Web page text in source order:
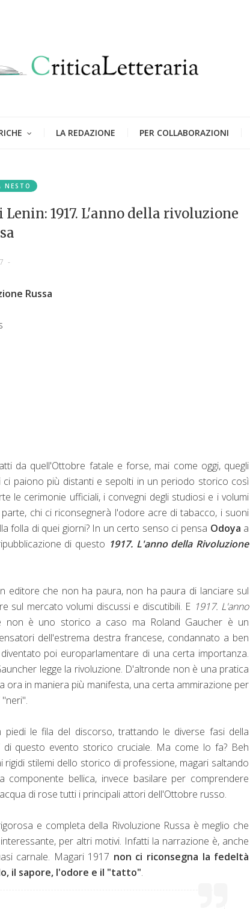
LA REDAZIONE PER COLLABORAZIONI
NESTO
1917. L'anno della rivoluzione
-
Russa
da quell'Ottobre fatale e forse, mai come oggi, quegli
ci paiono più distanti e sepolti in un periodo storico così
le cerimonie ufficiali, i convegni degli studiosi e i volumi
chi ci riconsegnerà l'odore acre di tabacco, i suoni
folla di quei giorni? In un certo senso ci pensa Odoya a
di questo 1917. L'anno della Rivoluzione
editore che non ha paura, non ha paura di lanciare sul
sul mercato volumi discussi e discutibili. E 1917. L'anno
è uno storico a caso ma Roland Gaucher è un
dell'estrema destra francese, condannato a ben
poi europarlamentare di una certa importanza.
legge la rivoluzione. D'altronde non è una pratica
ora in maniera più manifesta, una certa ammirazione per
le fila del discorso, trattando le diverse fasi della
questo evento storico cruciale. Ma come lo fa? Beh
stilemi dello storico di professione, magari saltando
componente bellica, invece basilare per comprendere
di rose tutti i principali attori dell'Ottobre russo.
e completa della Rivoluzione Russa è meglio che
per altri motivi. Infatti la narrazione è, anche
carnale. Magari 1917 non ci riconsegna la fedeltà
il sapore, l'odore e il "tatto".